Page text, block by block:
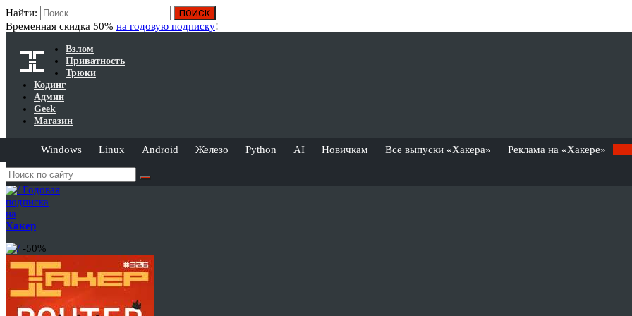
Найти:
Временная скидка 50% на годовую подписку!
Взлом
Приватность
Трюки
Кодинг
Админ
Geek
Магазин
Windows Linux Android Железо Python AI Новичкам Все выпуски «Хакера» Реклама на «Хакере»
Годовая
подписка
на
Хакер
-50%